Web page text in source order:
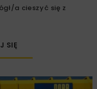
a cieszyć się z
SIĘ